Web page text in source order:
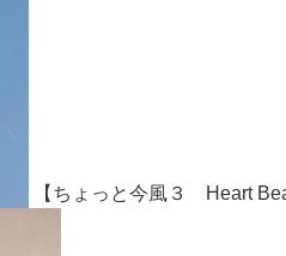
【ちょっと今風３ Heart